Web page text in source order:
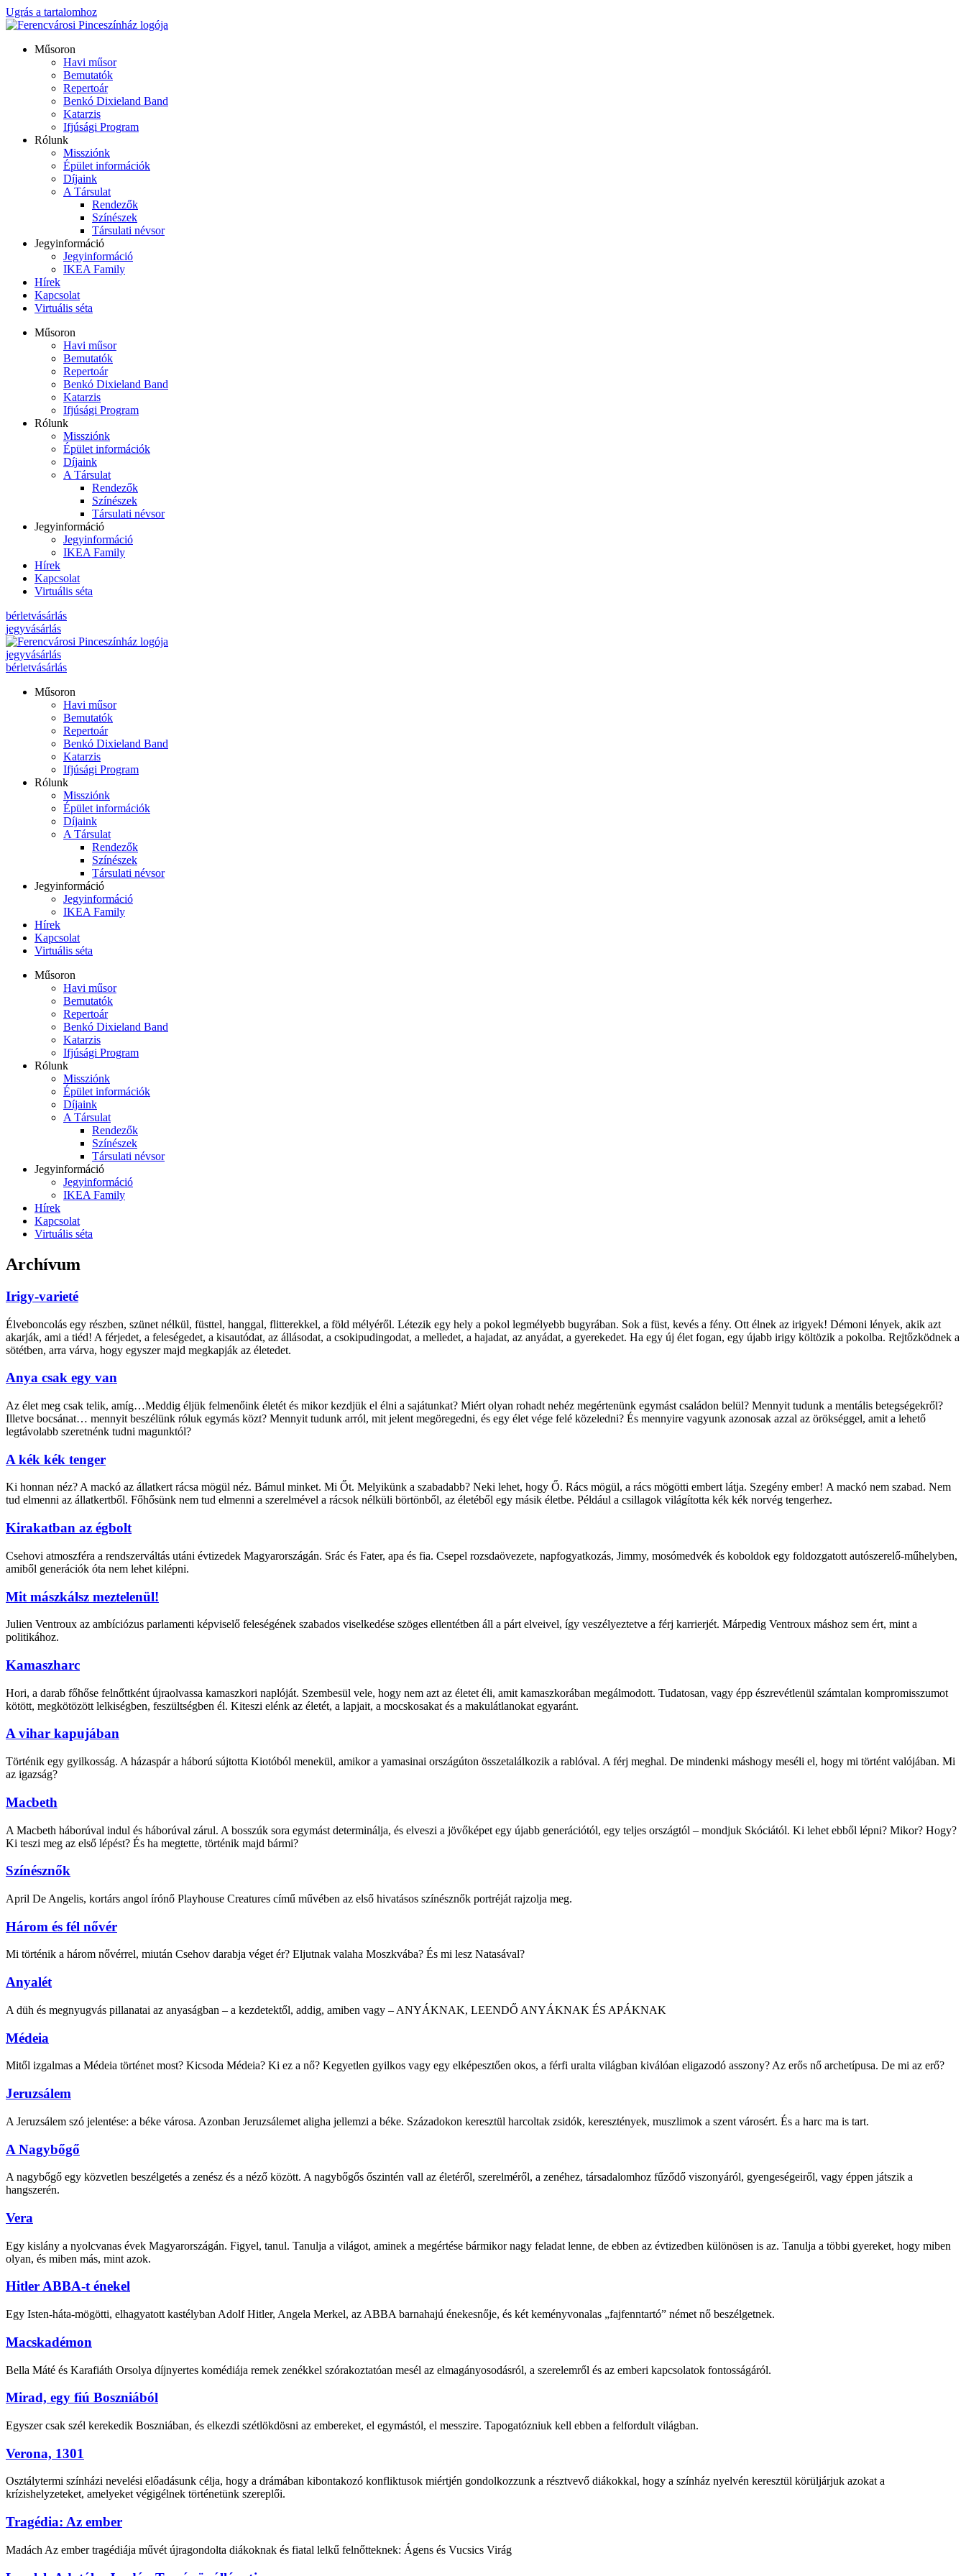
Ugrás a tartalomhoz
Műsoron
Havi műsor
Bemutatók
Repertoár
Benkó Dixieland Band
Katarzis
Ifjúsági Program
Rólunk
Missziónk
Épület információk
Díjaink
A Társulat
Rendezők
Színészek
Társulati névsor
Jegyinformáció
Jegyinformáció
IKEA Family
Hírek
Kapcsolat
Virtuális séta
Műsoron
Havi műsor
Bemutatók
Repertoár
Benkó Dixieland Band
Katarzis
Ifjúsági Program
Rólunk
Missziónk
Épület információk
Díjaink
A Társulat
Rendezők
Színészek
Társulati névsor
Jegyinformáció
Jegyinformáció
IKEA Family
Hírek
Kapcsolat
Virtuális séta
bérletvásárlás
jegyvásárlás
jegyvásárlás
bérletvásárlás
Műsoron
Havi műsor
Bemutatók
Repertoár
Benkó Dixieland Band
Katarzis
Ifjúsági Program
Rólunk
Missziónk
Épület információk
Díjaink
A Társulat
Rendezők
Színészek
Társulati névsor
Jegyinformáció
Jegyinformáció
IKEA Family
Hírek
Kapcsolat
Virtuális séta
Műsoron
Havi műsor
Bemutatók
Repertoár
Benkó Dixieland Band
Katarzis
Ifjúsági Program
Rólunk
Missziónk
Épület információk
Díjaink
A Társulat
Rendezők
Színészek
Társulati névsor
Jegyinformáció
Jegyinformáció
IKEA Family
Hírek
Kapcsolat
Virtuális séta
Archívum
Irigy-varieté
Élveboncolás egy részben, szünet nélkül, füsttel, hanggal, flitterekkel, a föld mélyéről. Létezik egy hely a pokol legmélyebb bugyrában. Sok a füst, kevés a fény. Ott élnek az irigyek! Démoni lények, akik azt
akarják, ami a tiéd! A férjedet, a feleségedet, a kisautódat, az állásodat, a csokipudingodat, a melledet, a hajadat, az anyádat, a gyerekedet. Ha egy új élet fogan, egy újabb irigy költözik a pokolba. Rejtőzködnek a
sötétben, arra várva, hogy egyszer majd megkapják az életedet.
Anya csak egy van
Az élet meg csak telik, amíg…Meddig éljük felmenőink életét és mikor kezdjük el élni a sajátunkat? Miért olyan rohadt nehéz megértenünk egymást családon belül? Mennyit tudunk a mentális betegségekről?
Illetve bocsánat… mennyit beszélünk róluk egymás közt? Mennyit tudunk arról, mit jelent megöregedni, és egy élet vége felé közeledni? És mennyire vagyunk azonosak azzal az örökséggel, amit a lehető
legtávolabb szeretnénk tudni magunktól?
A kék kék tenger
Ki honnan néz? A mackó az állatkert rácsa mögül néz. Bámul minket. Mi Őt. Melyikünk a szabadabb? Neki lehet, hogy Ő. Rács mögül, a rács mögötti embert látja. Szegény ember! A mackó nem szabad. Nem
tud elmenni az állatkertből. Főhősünk nem tud elmenni a szerelmével a rácsok nélküli börtönből, az életéből egy másik életbe. Például a csillagok világította kék kék norvég tengerhez.
Kirakatban az égbolt
Csehovi atmoszféra a rendszerváltás utáni évtizedek Magyarországán. Srác és Fater, apa és fia. Csepel rozsdaövezete, napfogyatkozás, Jimmy, mosómedvék és koboldok egy foldozgatott autószerelő-műhelyben,
amiből generációk óta nem lehet kilépni.
Mit mászkálsz meztelenül!
Julien Ventroux az ambíciózus parlamenti képviselő feleségének szabados viselkedése szöges ellentétben áll a párt elveivel, így veszélyeztetve a férj karrierjét. Márpedig Ventroux máshoz sem ért, mint a
politikához.
Kamaszharc
Hori, a darab főhőse felnőttként újraolvassa kamaszkori naplóját. Szembesül vele, hogy nem azt az életet éli, amit kamaszkorában megálmodott. Tudatosan, vagy épp észrevétlenül számtalan kompromisszumot
kötött, megkötözött lelkiségben, feszültségben él. Kiteszi elénk az életét, a lapjait, a mocskosakat és a makulátlanokat egyaránt.
A vihar kapujában
Történik egy gyilkosság. A házaspár a háború sújtotta Kiotóból menekül, amikor a yamasinai országúton összetalálkozik a rablóval. A férj meghal. De mindenki máshogy meséli el, hogy mi történt valójában. Mi
az igazság?
Macbeth
A Macbeth háborúval indul és háborúval zárul. A bosszúk sora egymást determinálja, és elveszi a jövőképet egy újabb generációtól, egy teljes országtól – mondjuk Skóciától. Ki lehet ebből lépni? Mikor? Hogy?
Ki teszi meg az első lépést? És ha megtette, történik majd bármi?
Színésznők
April De Angelis, kortárs angol írónő Playhouse Creatures című művében az első hivatásos színésznők portréját rajzolja meg.
Három és fél nővér
Mi történik a három nővérrel, miután Csehov darabja véget ér? Eljutnak valaha Moszkvába? És mi lesz Natasával?
Anyalét
A düh és megnyugvás pillanatai az anyaságban – a kezdetektől, addig, amiben vagy – ANYÁKNAK, LEENDŐ ANYÁKNAK ÉS APÁKNAK
Médeia
Mitől izgalmas a Médeia történet most? Kicsoda Médeia? Ki ez a nő? Kegyetlen gyilkos vagy egy elképesztően okos, a férfi uralta világban kiválóan eligazodó asszony? Az erős nő archetípusa. De mi az erő?
Jeruzsálem
A Jeruzsálem szó jelentése: a béke városa. Azonban Jeruzsálemet aligha jellemzi a béke. Századokon keresztül harcoltak zsidók, keresztények, muszlimok a szent városért. És a harc ma is tart.
A Nagybőgő
A nagybőgő egy közvetlen beszélgetés a zenész és a néző között. A nagybőgős őszintén vall az életéről, szerelméről, a zenéhez, társadalomhoz fűződő viszonyáról, gyengeségeiről, vagy éppen játszik a
hangszerén.
Vera
Egy kislány a nyolcvanas évek Magyarországán. Figyel, tanul. Tanulja a világot, aminek a megértése bármikor nagy feladat lenne, de ebben az évtizedben különösen is az. Tanulja a többi gyereket, hogy miben
olyan, és miben más, mint azok.
Hitler ABBA-t énekel
Egy Isten-háta-mögötti, elhagyatott kastélyban Adolf Hitler, Angela Merkel, az ABBA barnahajú énekesnője, és két keményvonalas „fajfenntartó” német nő beszélgetnek.
Macskadémon
Bella Máté és Karafiáth Orsolya díjnyertes komédiája remek zenékkel szórakoztatóan mesél az elmagányosodásról, a szerelemről és az emberi kapcsolatok fontosságáról.
Mirad, egy fiú Boszniából
Egyszer csak szél kerekedik Boszniában, és elkezdi szétlökdösni az embereket, el egymástól, el messzire. Tapogatózniuk kell ebben a felfordult világban.
Verona, 1301
Osztálytermi színházi nevelési előadásunk célja, hogy a drámában kibontakozó konfliktusok miértjén gondolkozzunk a résztvevő diákokkal, hogy a színház nyelvén keresztül körüljárjuk azokat a
krízishelyzeteket, amelyeket végigélnek történetünk szereplői.
Tragédia: Az ember
Madách Az ember tragédiája művét újragondolta diákoknak és fiatal lelkű felnőtteknek: Ágens és Vucsics Virág